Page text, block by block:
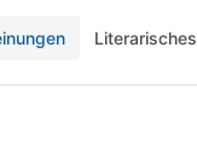
Literarisches